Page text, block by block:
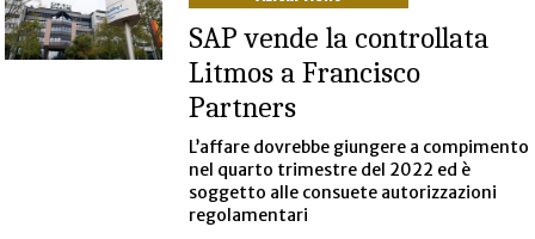
SAP vende la controllata
Litmos a Francisco
Partners
L’affare dovrebbe giungere a compimento
nel quarto trimestre del 2022 ed è
soggetto alle consuete autorizzazioni
regolamentari